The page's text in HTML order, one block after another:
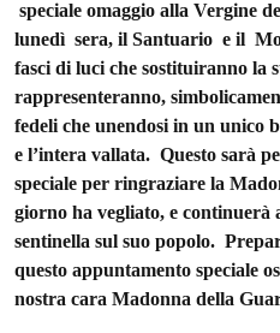
speciale omaggio alla Vergine
lunedì sera, il Santuario e il
fasci di luci che sostituiranno la
rappresenteranno,
fedeli che unendosi in un unico
e l’intera vallata. Questo sarà
speciale per ringraziare la
giorno ha vegliato, e continuerà
sentinella sul suo popolo.
questo appuntamento speciale
nostra cara Madonna della